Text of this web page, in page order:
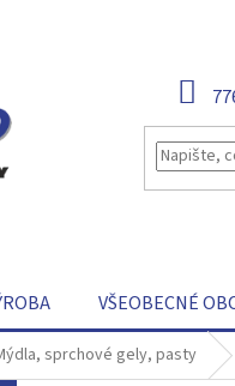
VŠEOBECNÉ
sprchové gely, pasty